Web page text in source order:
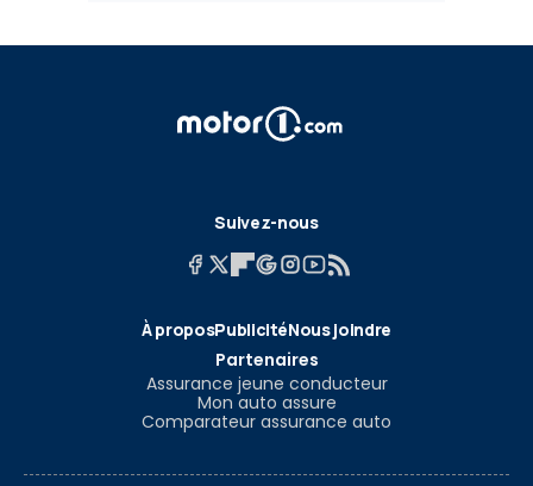
Suivez-nous
À proposPublicitéNous joindre
Partenaires
Assurance jeune conducteur
Mon auto assure
Comparateur assurance auto